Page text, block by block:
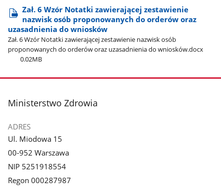
Zał. 6 Wzór Notatki zawierającej zestawienie
nazwisk osób proponowanych do orderów oraz
uzasadnienia do wniosków
Zał. 6 Wzór Notatki zawierającej zestawienie nazwisk osób
proponowanych do orderów oraz uzasadnienia do wniosków.docx
0.02MB
stopka
Ministerstwo Zdrowia
ADRES
Ul. Miodowa 15
00-952 Warszawa
NIP 5251918554
Regon 000287987